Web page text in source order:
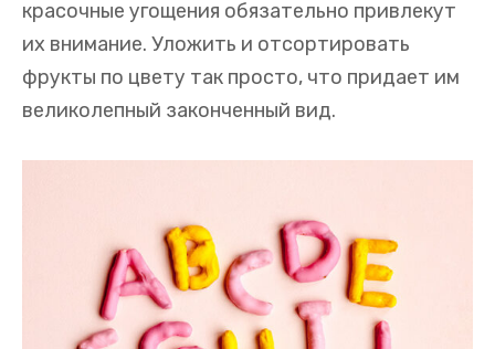
красочные угощения обязательно привлекут
их внимание. Уложить и отсортировать
фрукты по цвету так просто, что придает им
великолепный законченный вид.